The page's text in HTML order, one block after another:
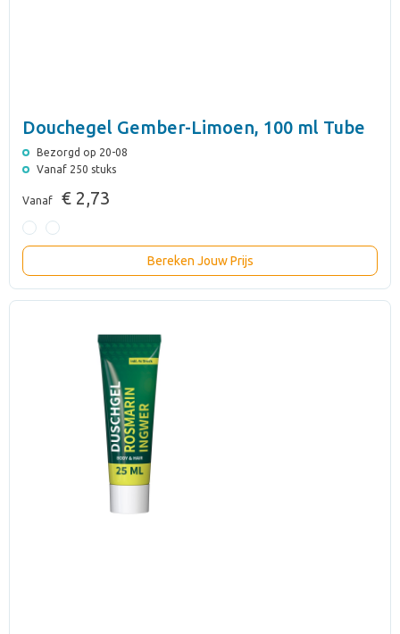
Douchegel Gember-Limoen, 100 ml Tube
Bezorgd op 20-08
Vanaf 250 stuks
Vanaf € 2,73
Bereken Jouw Prijs